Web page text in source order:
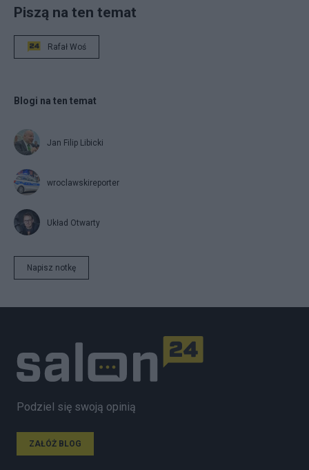
Piszą na ten temat
Rafał Woś
Blogi na ten temat
Jan Filip Libicki
wroclawskireporter
Układ Otwarty
Napisz notkę
Podziel się swoją opinią
ZAŁÓŻ BLOG